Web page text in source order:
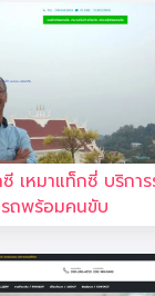
เหมาแท็กซี่ บริกา
รถพร้อมคนขับ